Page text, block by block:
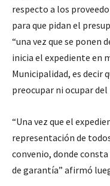
respecto a los
para que pidan el
“una vez que se ponen
inicia el expediente en
Municipalidad, es decir
preocupar ni ocupar
“Una vez que el
representación de
convenio, donde
de garantía” afirmó